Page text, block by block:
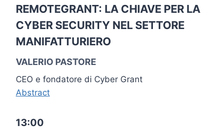
REMOTEGRANT: LA CHIAVE PER LA
CYBER SECURITY NEL SETTORE
MANIFATTURIERO
VALERIO PASTORE
CEO e fondatore di Cyber Grant
Abstract
13:00